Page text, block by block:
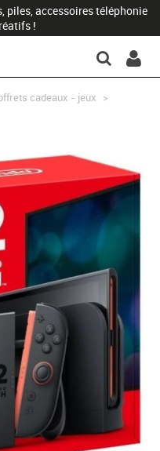
piles, accessoires téléphonie
!
cadeaux - jeux >